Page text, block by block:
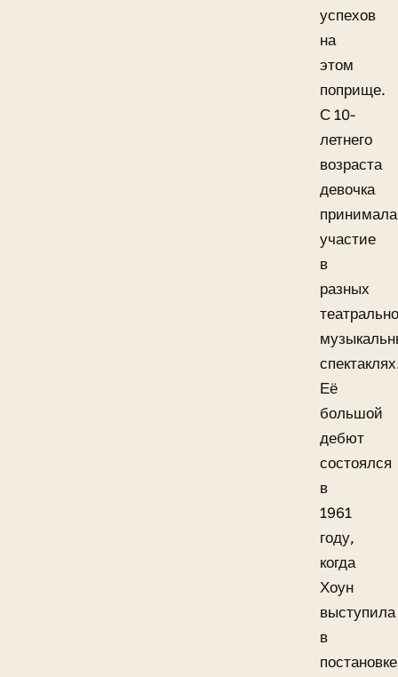
успехов
на
этом
поприще.
С 10-
летнего
возраста
девочка
принимала
участие
в
разных
Её
большой
дебют
состоялся
в
1961
году,
когда
Хоун
выступила
в
постановке